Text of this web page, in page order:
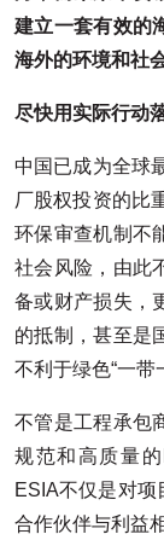
建立一套有效的
海外的环境和社
尽快用实际行动
中国已成为全球
厂股权投资的比
环保审查机制不
社会风险，由此
备或财产损失，
的抵制，甚至是
不利于绿色“一带
不管是工程承包
规范和高质量
ESIA不仅是对项
合作伙伴与利益